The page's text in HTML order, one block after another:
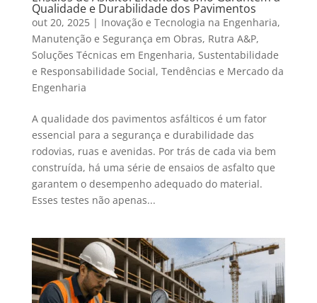
Qualidade e Durabilidade dos Pavimentos
out 20, 2025| Inovação e Tecnologia na Engenharia,
Manutenção e Segurança em Obras, Rutra A&P,
Soluções Técnicas em Engenharia, Sustentabilidade
e Responsabilidade Social, Tendências e Mercado da
Engenharia
A qualidade dos pavimentos asfálticos é um fator
essencial para a segurança e durabilidade das
rodovias, ruas e avenidas. Por trás de cada via bem
construída, há uma série de ensaios de asfalto que
garantem o desempenho adequado do material.
Esses testes não apenas...